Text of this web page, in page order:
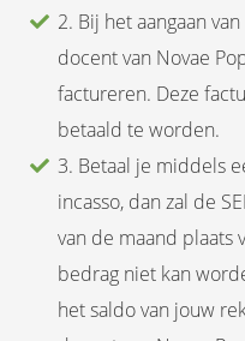
2. Bij het aangaan
docent van Novae
factureren. Deze
betaald te worden.
3. Betaal je middels
incasso, dan zal de
van de maand plaats
bedrag niet kan
het saldo van jouw